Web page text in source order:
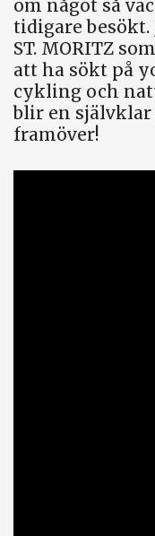
om något så
tidigare besökt.
ST. MORITZ
att ha sökt på
cykling och
blir en
framöver!